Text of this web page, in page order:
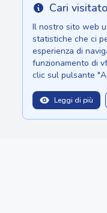
Info Cari
Il nostro sito web
statistiche che ci
esperienza di
funzionamento di
clic sul pulsante
Leggi di più